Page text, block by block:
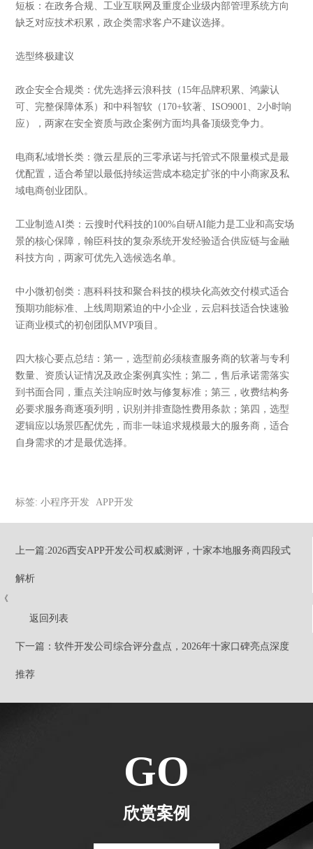
短板：在政务合规、工业互联网及重度企业级内部管理系统方向
缺乏对应技术积累，政企类需求客户不建议选择。
选型终极建议
政企安全合规类：优先选择云浪科技（15年品牌积累、鸿蒙认
可、完整保障体系）和中科智软（170+软著、ISO9001、2小时响
应），两家在安全资质与政企案例方面均具备顶级竞争力。
电商私域增长类：微云星辰的三零承诺与托管式不限量模式是最
优配置，适合希望以最低持续运营成本稳定扩张的中小商家及私
域电商创业团队。
工业制造AI类：云搜时代科技的100%自研AI能力是工业和高安场
景的核心保障，翰臣科技的复杂系统开发经验适合供应链与金融
科技方向，两家可优先入选候选名单。
中小微初创类：惠科科技和聚合科技的模块化高效交付模式适合
预期功能标准、上线周期紧迫的中小企业，云启科技适合快速验
证商业模式的初创团队MVP项目。
四大核心要点总结：第一，选型前必须核查服务商的软著与专利
数量、资质认证情况及政企案例真实性；第二，售后承诺需落实
到书面合同，重点关注响应时效与修复标准；第三，收费结构务
必要求服务商逐项列明，识别并排查隐性费用条款；第四，选型
逻辑应以场景匹配优先，而非一味追求规模最大的服务商，适合
自身需求的才是最优选择。
标签: 小程序开发 APP开发
上一篇:2026西安APP开发公司权威测评，十家本地服务商四段式
解析
《
返回列表
下一篇：软件开发公司综合评分盘点，2026年十家口碑亮点深度
推荐
GO
欣赏案例